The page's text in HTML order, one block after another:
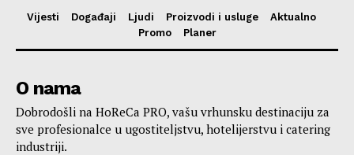
Vijesti Događaji Ljudi Proizvodi i usluge
Aktualno
Promo
Planer
O nama
Dobrodošli na HoReCa PRO, vašu vrhunsku destinaciju za
sve profesionalce u ugostiteljstvu, hotelijerstvu i catering
industriji.